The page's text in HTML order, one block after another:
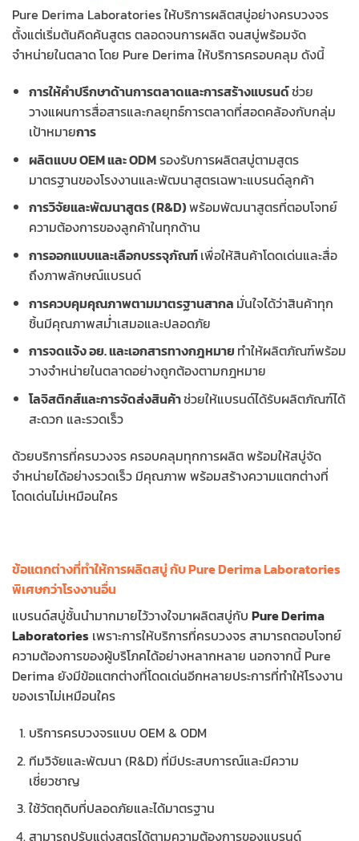
Pure Derima Laboratories ให้บริการผลิตสบู่อย่างครบวงจร
ตั้งแต่เริ่มต้นคิดค้นสูตร ตลอดจนการผลิต จนสบู่พร้อมจัด
จำหน่ายในตลาด โดย Pure Derima ให้บริการครอบคลุม ดังนี้
การให้คำปรึกษาด้านการตลาดและการสร้างแบรนด์ช่วย
วางแผนการสื่อสารและกลยุทธ์การตลาดที่สอดคล้องกับกลุ่ม
เป้าหมายการ
ผลิตแบบ OEM และ ODMรองรับการผลิตสบู่ตามสูตร
มาตรฐานของโรงงานและพัฒนาสูตรเฉพาะแบรนด์ลูกค้า
การวิจัยและพัฒนาสูตร (R&D)พร้อมพัฒนาสูตรที่ตอบโจทย์
ความต้องการของลูกค้าในทุกด้าน
การออกแบบและเลือกบรรจุภัณฑ์เพื่อให้สินค้าโดดเด่นและสื่อ
ถึงภาพลักษณ์แบรนด์
การควบคุมคุณภาพตามมาตรฐานสากล มั่นใจได้ว่าสินค้าทุก
ชิ้นมีคุณภาพสม่ำเสมอและปลอดภัย
การจดแจ้ง อย. และเอกสารทางกฎหมาย ทำให้ผลิตภัณฑ์พร้อม
วางจำหน่ายในตลาดอย่างถูกต้องตามกฎหมาย
โลจิสติกส์และการจัดส่งสินค้าช่วยให้แบรนด์ได้รับผลิตภัณฑ์ได้
สะดวก และรวดเร็ว
ด้วยบริการที่ครบวงจร ครอบคลุมทุกการผลิต พร้อมให้สบู่จัด
จำหน่ายได้อย่างรวดเร็ว มีคุณภาพ พร้อมสร้างความแตกต่างที่
โดดเด่นไม่เหมือนใคร
ข้อแตกต่างที่ทำให้การผลิตสบู่ กับ Pure Derima Laboratories
พิเศษกว่าโรงงานอื่น
แบรนด์สบู่ชั้นนำมากมายไว้วางใจมาผลิตสบู่กับ Pure Derima
Laboratories เพราะการให้บริการที่ครบวงจร สามารถตอบโจทย์
ความต้องการของผู้บริโภคได้อย่างหลากหลาย นอกจากนี้ Pure
Derima ยังมีข้อแตกต่างที่โดดเด่นอีกหลายประการที่ทำให้โรงงาน
ของเราไม่เหมือนใคร
บริการครบวงจรแบบ OEM & ODM
ทีมวิจัยและพัฒนา (R&D) ที่มีประสบการณ์และมีความ
เชี่ยวชาญ
ใช้วัตถุดิบที่ปลอดภัยและได้มาตรฐาน
สามารถปรับแต่งสูตรได้ตามความต้องการของแบรนด์